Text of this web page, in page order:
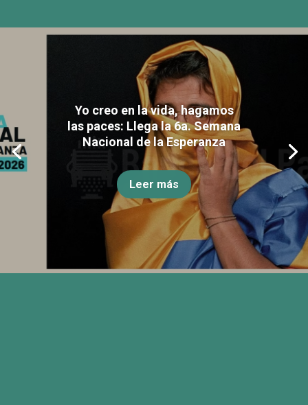
Yo creo en la vida, hagamos
las paces: Llega la 6a. Semana
Nacional de la Esperanza
Leer más